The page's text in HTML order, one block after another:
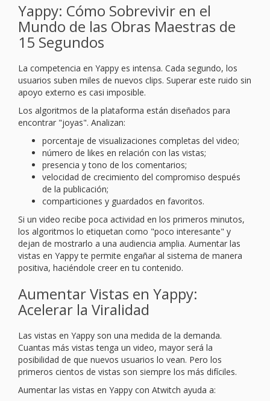
Yappy: Cómo Sobrevivir en el
Mundo de las Obras Maestras de
15 Segundos
La competencia en Yappy es intensa. Cada segundo, los
usuarios suben miles de nuevos clips. Superar este ruido sin
apoyo externo es casi imposible.
Los algoritmos de la plataforma están diseñados para
encontrar "joyas". Analizan:
porcentaje de visualizaciones completas del video;
número de likes en relación con las vistas;
presencia y tono de los comentarios;
velocidad de crecimiento del compromiso después
de la publicación;
comparticiones y guardados en favoritos.
Si un video recibe poca actividad en los primeros minutos,
los algoritmos lo etiquetan como "poco interesante" y
dejan de mostrarlo a una audiencia amplia. Aumentar las
vistas en Yappy te permite engañar al sistema de manera
positiva, haciéndole creer en tu contenido.
Aumentar Vistas en Yappy:
Acelerar la Viralidad
Las vistas en Yappy son una medida de la demanda.
Cuantas más vistas tenga un video, mayor será la
posibilidad de que nuevos usuarios lo vean. Pero los
primeros cientos de vistas son siempre los más difíciles.
Aumentar las vistas en Yappy con Atwitch ayuda a: